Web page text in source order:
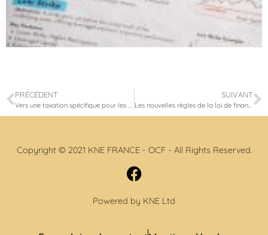
PRÉCÉDENT
Vers une taxation spécifique pour les ultra-riches ? L’Assemblée nationale se penche sur un impôt plancher sur la fortune
SUIVANT
Les nouvelles règles de la loi de finances 2025 : Quel impact sur le patrimoine des Français ?
Copyright © 2021 KNE FRANCE - OCF - All Rights Reserved.
Powered by KNE Ltd